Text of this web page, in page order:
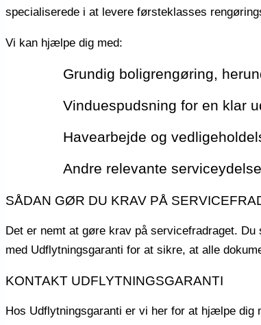
specialiserede i at levere førsteklasses
Vi kan hjælpe dig med:
Grundig boligrengøring,
Vinduespudsning for en klar
Havearbejde og
Andre relevante
SÅDAN GØR DU KRAV PÅ
Det er nemt at gøre krav på servicefradraget.
med Udflytningsgaranti for at sikre, at alle
KONTAKT UDFLYTNINGSGARANTI
Hos Udflytningsgaranti er vi her for at hjælpe dig